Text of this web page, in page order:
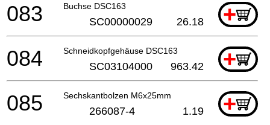
Buchse DSC163 +
083 SC00000029 26.18
Schneidkopfgehäuse DSC163 +
084 SC03104000 963.42
Sechskantbolzen M6x25mm +
085 266087-4 1.19